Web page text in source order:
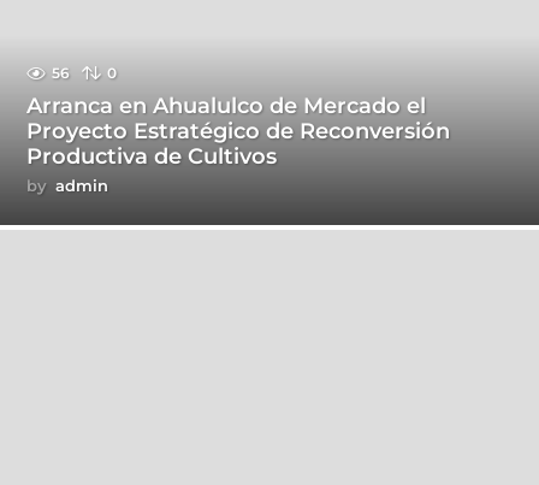
56 0
Arranca en Ahualulco de Mercado el
Proyecto Estratégico de Reconversión
Productiva de Cultivos
by admin